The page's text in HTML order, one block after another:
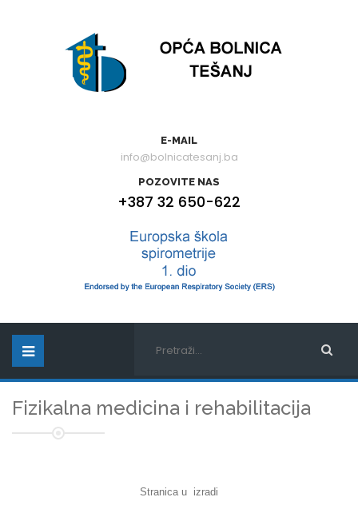
E-MAIL
info@bolnicatesanj.ba
POZOVITE NAS
+387 32 650-622
Fizikalna medicina i rehabilitacija
Stranica u izradi